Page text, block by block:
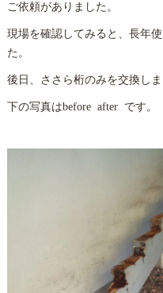
ご依頼がありました。
現場を確認してみると、長年
た。
後日、ささら桁のみを交換しま
下の写真はbefore after です。